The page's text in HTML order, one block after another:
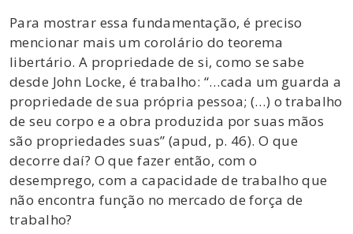
Para mostrar essa fundamentação, é preciso
mencionar mais um corolário do teorema
libertário. A propriedade de si, como se sabe
desde John Locke, é trabalho: “…cada um guarda a
propriedade de sua própria pessoa; (…) o trabalho
de seu corpo e a obra produzida por suas mãos
são propriedades suas” (apud, p. 46). O que
decorre daí? O que fazer então, com o
desemprego, com a capacidade de trabalho que
não encontra função no mercado de força de
trabalho?